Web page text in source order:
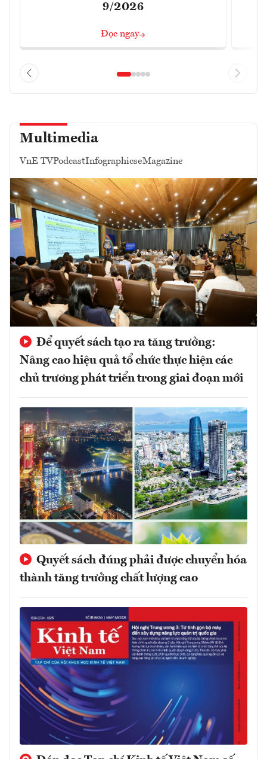
9/2026
Đọc ngay
Multimedia
VnE TVPodcastInfographicseMagazine
Để quyết sách tạo ra tăng trưởng:
Nâng cao hiệu quả tổ chức thực hiện các
chủ trương phát triển trong giai đoạn mới
Quyết sách đúng phải được chuyển hóa
thành tăng trưởng chất lượng cao